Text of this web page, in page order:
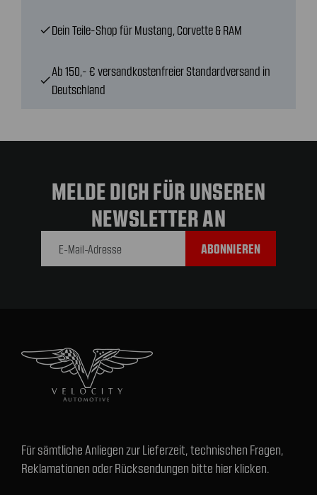
checkDein Teile-Shop für Mustang, Corvette & RAM
check
Ab 150,- € versandkostenfreier Standardversand in
Deutschland
MELDE DICH FÜR UNSEREN
NEWSLETTER AN
Für sämtliche Anliegen zur Lieferzeit, technischen Fragen,
Reklamationen oder Rücksendungen bitte hier klicken.